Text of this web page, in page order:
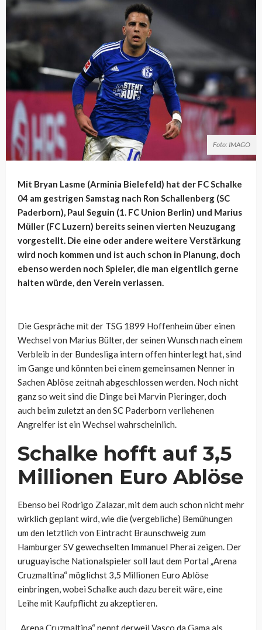
Foto: IMAGO
Mit Bryan Lasme (Arminia Bielefeld) hat der FC Schalke
04 am gestrigen Samstag nach Ron Schallenberg (SC
Paderborn), Paul Seguin (1. FC Union Berlin) und Marius
Müller (FC Luzern) bereits seinen vierten Neuzugang
vorgestellt. Die eine oder andere weitere Verstärkung
wird noch kommen und ist auch schon in Planung, doch
ebenso werden noch Spieler, die man eigentlich gerne
halten würde, den Verein verlassen.
Die Gespräche mit der TSG 1899 Hoffenheim über einen
Wechsel von Marius Bülter, der seinen Wunsch nach einem
Verbleib in der Bundesliga intern offen hinterlegt hat, sind
im Gange und könnten bei einem gemeinsamen Nenner in
Sachen Ablöse zeitnah abgeschlossen werden. Noch nicht
ganz so weit sind die Dinge bei Marvin Pieringer, doch
auch beim zuletzt an den SC Paderborn verliehenen
Angreifer ist ein Wechsel wahrscheinlich.
Schalke hofft auf 3,5
Millionen Euro Ablöse
Ebenso bei Rodrigo Zalazar, mit dem auch schon nicht mehr
wirklich geplant wird, wie die (vergebliche) Bemühungen
um den letztlich von Eintracht Braunschweig zum
Hamburger SV gewechselten Immanuel Pherai zeigen. Der
uruguayische Nationalspieler soll laut dem Portal „Arena
Cruzmaltina“ möglichst 3,5 Millionen Euro Ablöse
einbringen, wobei Schalke auch dazu bereit wäre, eine
Leihe mit Kaufpflicht zu akzeptieren.
„Arena Cruzmaltina“ nennt derweil Vasco da Gama als